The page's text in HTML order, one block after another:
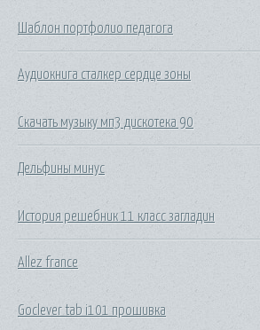
Шаблон портфолио педагога
Аудиокнига сталкер сердце зоны
Скачать музыку мп3 дискотека 90
Дельфины минус
История решебник 11 класс загладин
Allez france
Goclever tab i101 прошивка